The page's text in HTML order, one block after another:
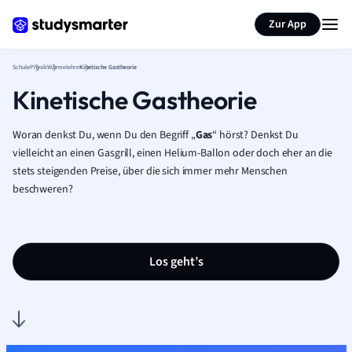
Zur App
SchulePhysikWärmelehreKinetische Gastheorie
Kinetische Gastheorie
Woran denkst Du, wenn Du den Begriff „Gas“ hörst? Denkst Du
vielleicht an einen Gasgrill, einen Helium-Ballon oder doch eher an die
stets steigenden Preise, über die sich immer mehr Menschen
beschweren?
Los geht’s
Seite zusammenfassen